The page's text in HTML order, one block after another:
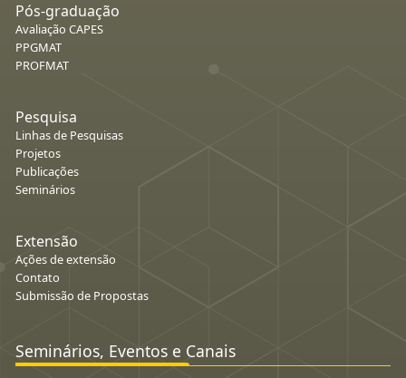
Pós-graduação
Avaliação CAPES
PPGMAT
PROFMAT
Pesquisa
Linhas de Pesquisas
Projetos
Publicações
Seminários
Extensão
Ações de extensão
Contato
Submissão de Propostas
Seminários, Eventos e Canais